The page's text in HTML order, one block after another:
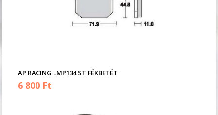
AP RACING LMP134 ST FÉKBETÉT
6 800 Ft